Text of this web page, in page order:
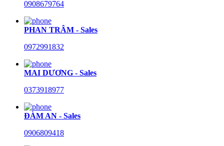
0908679764
PHAN TRÂM - Sales
0972991832
MAI DƯƠNG - Sales
0373918977
ĐÀM AN - Sales
0906809418